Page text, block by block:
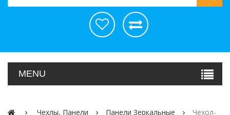
MENU
Чехлы, Панели Панели Зеркальные
Чехол-